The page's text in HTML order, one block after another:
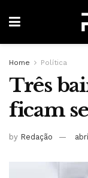
Home Política
Três
ficam
by Redação